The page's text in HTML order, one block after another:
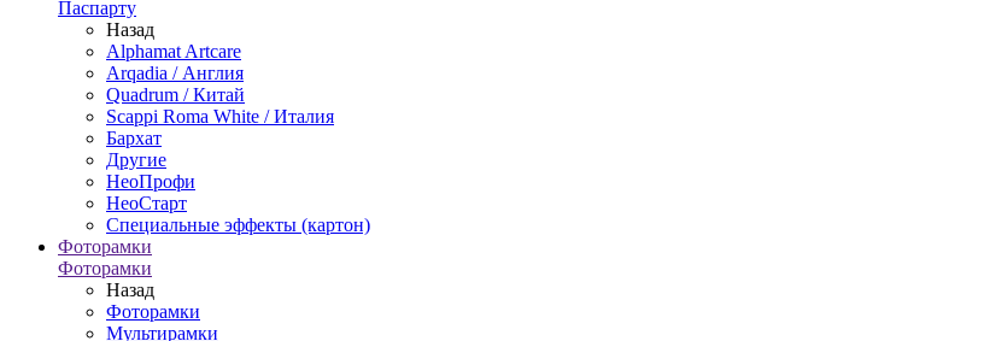
Паспарту
Назад
Alphamat Artcare
Arqadia / Англия
Quadrum / Китай
Scappi Roma White / Италия
Бархат
Другие
НеоПрофи
НеоСтарт
Специальные эффекты (картон)
Фоторамки
Фоторамки
Назад
Фоторамки
Мультирамки